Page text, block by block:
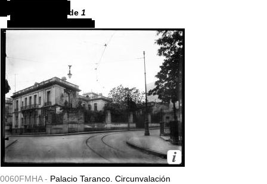
de 1
0060FMHA - Palacio Taranco. Circunvalación